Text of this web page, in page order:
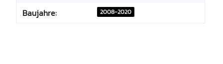
Baujahre: 2008-2020